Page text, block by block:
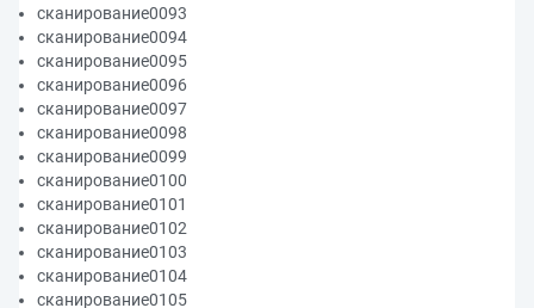
сканирование0093
сканирование0094
сканирование0095
сканирование0096
сканирование0097
сканирование0098
сканирование0099
сканирование0100
сканирование0101
сканирование0102
сканирование0103
сканирование0104
сканирование0105